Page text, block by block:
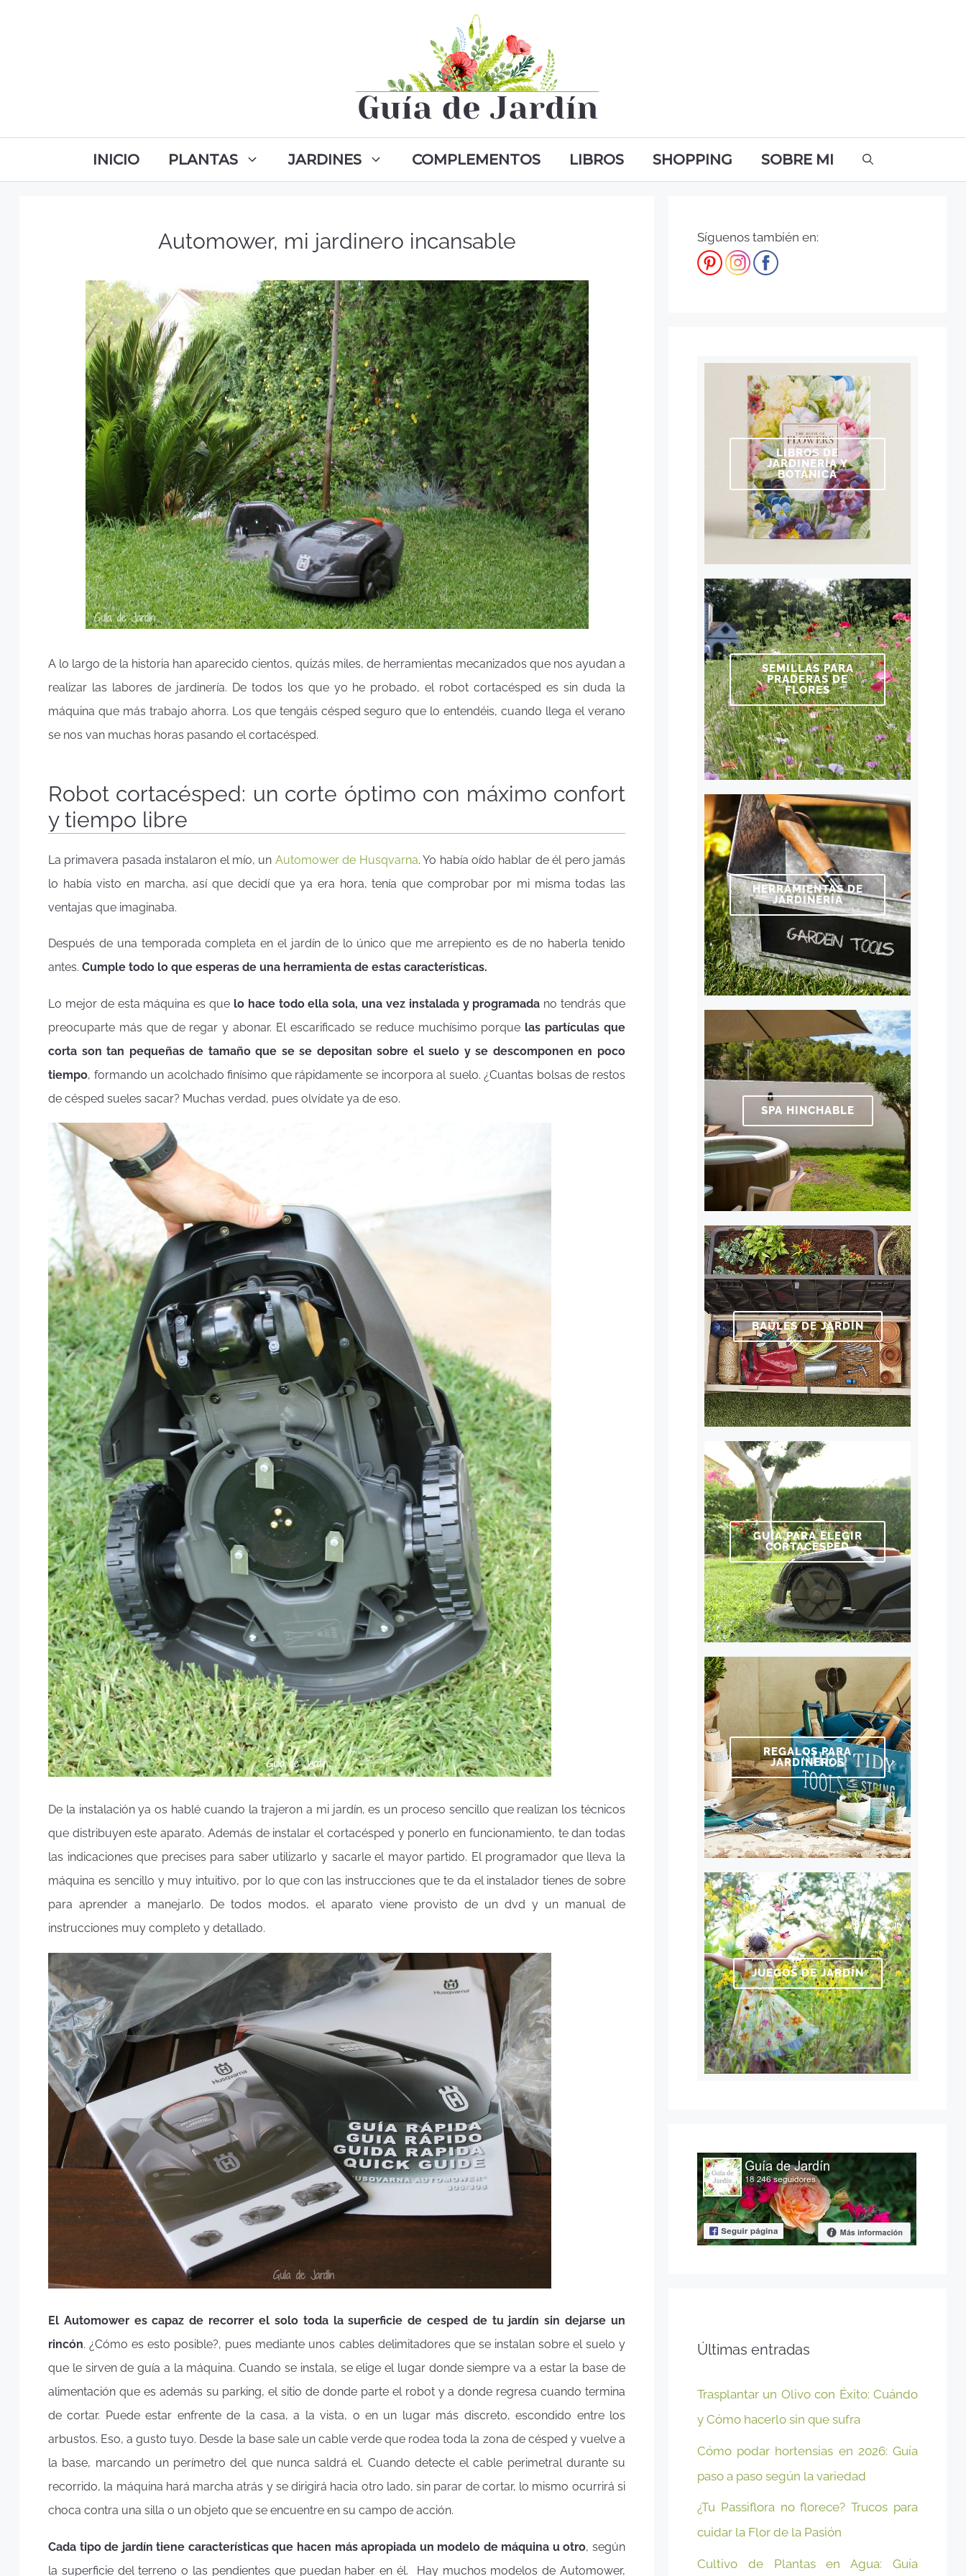
INICIO PLANTAS JARDINES COMPLEMENTOS LIBROS SHOPPING SOBRE MI
Automower, mi jardinero incansable
A lo largo de la historia han aparecido cientos, quizás miles, de herramientas mecanizados que nos ayudan a
realizar las labores de jardinería. De todos los que yo he probado, el robot cortacésped es sin duda la
máquina que más trabajo ahorra. Los que tengáis césped seguro que lo entendéis, cuando llega el verano
se nos van muchas horas pasando el cortacésped.
Robot cortacésped: un corte óptimo con máximo confort
y tiempo libre
La primavera pasada instalaron el mío, un Automower de Husqvarna. Yo había oído hablar de él pero jamás
lo había visto en marcha, así que decidí que ya era hora, tenía que comprobar por mi misma todas las
ventajas que imaginaba.
Después de una temporada completa en el jardín de lo único que me arrepiento es de no haberla tenido
antes. Cumple todo lo que esperas de una herramienta de estas características.
Lo mejor de esta máquina es que lo hace todo ella sola, una vez instalada y programada no tendrás que
preocuparte más que de regar y abonar. El escarificado se reduce muchísimo porque las partículas que
corta son tan pequeñas de tamaño que se se depositan sobre el suelo y se descomponen en poco
tiempo, formando un acolchado finísimo que rápidamente se incorpora al suelo. ¿Cuantas bolsas de restos
de césped sueles sacar? Muchas verdad, pues olvídate ya de eso.
De la instalación ya os hablé cuando la trajeron a mi jardín, es un proceso sencillo que realizan los técnicos
que distribuyen este aparato. Además de instalar el cortacésped y ponerlo en funcionamiento, te dan todas
las indicaciones que precises para saber utilizarlo y sacarle el mayor partido. El programador que lleva la
máquina es sencillo y muy intuitivo, por lo que con las instrucciones que te da el instalador tienes de sobre
para aprender a manejarlo. De todos modos, el aparato viene provisto de un dvd y un manual de
instrucciones muy completo y detallado.
El Automower es capaz de recorrer el solo toda la superficie de cesped de tu jardín sin dejarse un
rincón. ¿Cómo es esto posible?, pues mediante unos cables delimitadores que se instalan sobre el suelo y
que le sirven de guía a la máquina. Cuando se instala, se elige el lugar donde siempre va a estar la base de
alimentación que es además su parking, el sitio de donde parte el robot y a donde regresa cuando termina
de cortar. Puede estar enfrente de la casa, a la vista, o en un lugar más discreto, escondido entre los
arbustos. Eso, a gusto tuyo. Desde la base sale un cable verde que rodea toda la zona de césped y vuelve a
la base, marcando un perímetro del que nunca saldrá el. Cuando detecte el cable perimetral durante su
recorrido, la máquina hará marcha atrás y se dirigirá hacia otro lado, sin parar de cortar, lo mismo ocurrirá si
choca contra una silla o un objeto que se encuentre en su campo de acción.
Cada tipo de jardín tiene características que hacen más apropiada un modelo de máquina u otro, según
la superficie del terreno o las pendientes que puedan haber en él. Hay muchos modelos de Automower,
Síguenos también en:
LIBROS DE
JARDINERÍA Y
BOTÁNICA
SEMILLAS PARA
PRADERAS DE
FLORES
HERRAMIENTAS DE
JARDINERÍA
SPA HINCHABLE
BAÚLES DE JARDÍN
GUÍA PARA ELEGIR
CORTACÉSPED
REGALOS PARA
JARDINEROS
JUEGOS DE JARDÍN
Últimas entradas
Trasplantar un Olivo con Éxito: Cuándo
y Cómo hacerlo sin que sufra
Cómo podar hortensias en 2026: Guía
paso a paso según la variedad
¿Tu Passiflora no florece? Trucos para
cuidar la Flor de la Pasión
Cultivo de Plantas en Agua: Guía